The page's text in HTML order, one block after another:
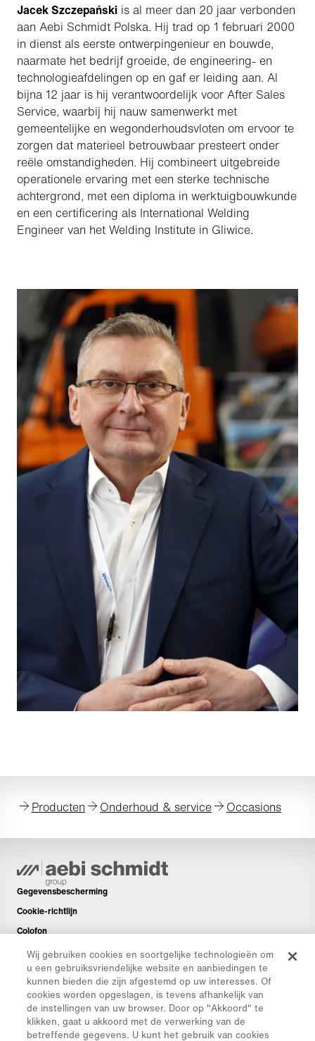
Jacek Szczepański is al meer dan 20 jaar verbonden
aan Aebi Schmidt Polska. Hij trad op 1 februari 2000
in dienst als eerste ontwerpingenieur en bouwde,
naarmate het bedrijf groeide, de engineering- en
technologieafdelingen op en gaf er leiding aan. Al
bijna 12 jaar is hij verantwoordelijk voor After Sales
Service, waarbij hij nauw samenwerkt met
gemeentelijke en wegonderhoudsvloten om ervoor te
zorgen dat materieel betrouwbaar presteert onder
reële omstandigheden. Hij combineert uitgebreide
operationele ervaring met een sterke technische
achtergrond, met een diploma in werktuigbouwkunde
en een certificering als International Welding
Engineer van het Welding Institute in Gliwice.
Producten Onderhoud & service Occasions
Gegevensbescherming
Cookie-richtlijn
Colofon
Disclaimer
Nieuwsbrief
Reserveonderdelen
Downloads
CO₂-calculator
Wij gebruiken cookies en soortgelijke technologieën om
u een gebruiksvriendelijke website en aanbiedingen te
kunnen bieden die zijn afgestemd op uw interesses. Of
cookies worden opgeslagen, is tevens afhankelijk van
de instellingen van uw browser. Door op "Akkoord" te
klikken, gaat u akkoord met de verwerking van de
betreffende gegevens. U kunt het gebruik van cookies